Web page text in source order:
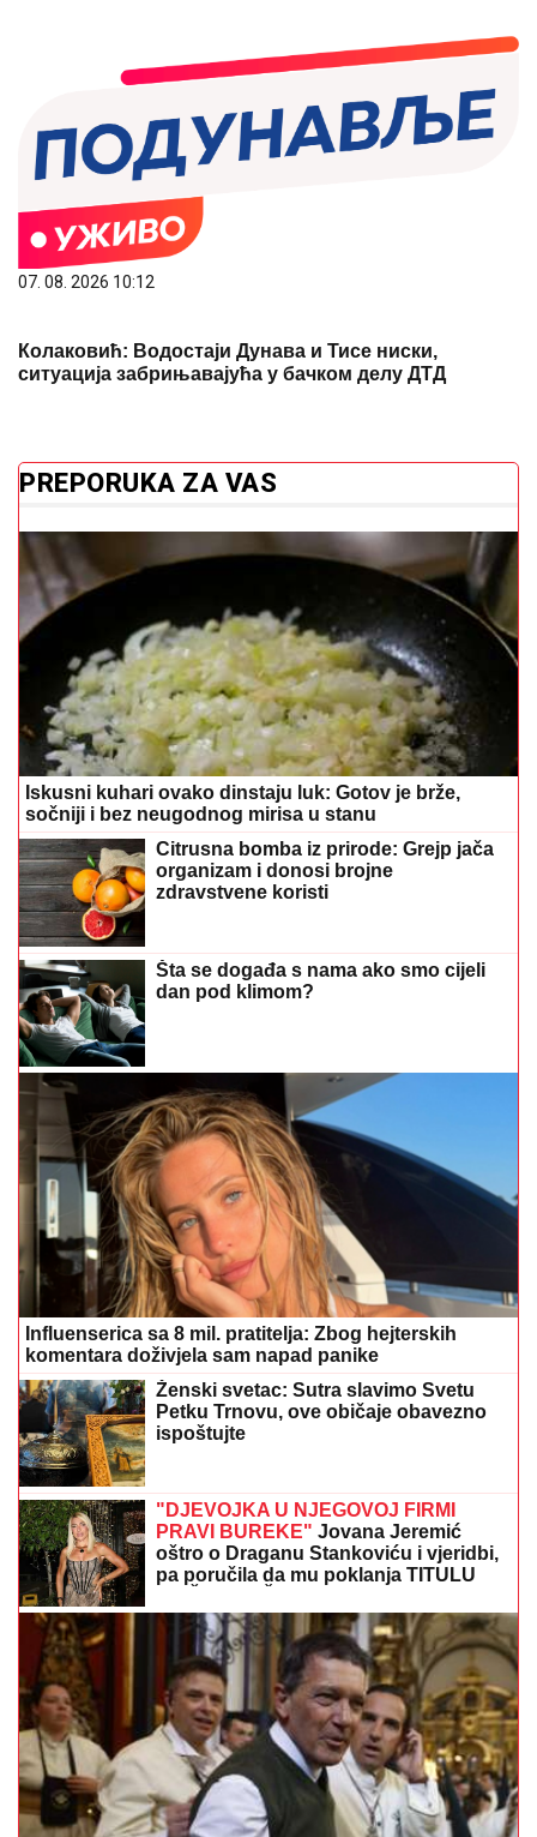
07. 08. 2026 10:12
Колаковић: Водостаји Дунава и Тисе ниски,
ситуација забрињавајућа у бачком делу ДТД
PREPORUKA ZA VAS
Iskusni kuhari ovako dinstaju luk: Gotov je brže,
sočniji i bez neugodnog mirisa u stanu
Citrusna bomba iz prirode: Grejp jača
organizam i donosi brojne
zdravstvene koristi
Šta se događa s nama ako smo cijeli
dan pod klimom?
Influenserica sa 8 mil. pratitelja: Zbog hejterskih
komentara doživjela sam napad panike
Ženski svetac: Sutra slavimo Svetu
Petku Trnovu, ove običaje obavezno
ispoštujte
"DJEVOJKA U NJEGOVOJ FIRMI
PRAVI BUREKE" Jovana Jeremić
oštro o Draganu Stankoviću i vjeridbi,
pa poručila da mu poklanja TITULU